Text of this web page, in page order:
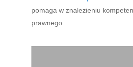
pomaga w znalezieniu
prawnego.